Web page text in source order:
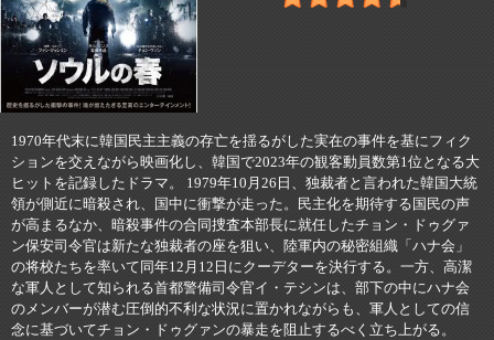
1970年代末に韓国民主主義の存亡を揺るがした実在の事件を基にフィク
ションを交えながら映画化し、韓国で2023年の観客動員数第1位となる大
ヒットを記録したドラマ。 1979年10月26日、独裁者と言われた韓国大統
領が側近に暗殺され、国中に衝撃が走った。民主化を期待する国民の声
が高まるなか、暗殺事件の合同捜査本部長に就任したチョン・ドゥグァ
ン保安司令官は新たな独裁者の座を狙い、陸軍内の秘密組織「ハナ会」
の将校たちを率いて同年12月12日にクーデターを決行する。一方、高潔
な軍人として知られる首都警備司令官イ・テシンは、部下の中にハナ会
のメンバーが潜む圧倒的不利な状況に置かれながらも、軍人としての信
念に基づいてチョン・ドゥグァンの暴走を阻止するべく立ち上がる。